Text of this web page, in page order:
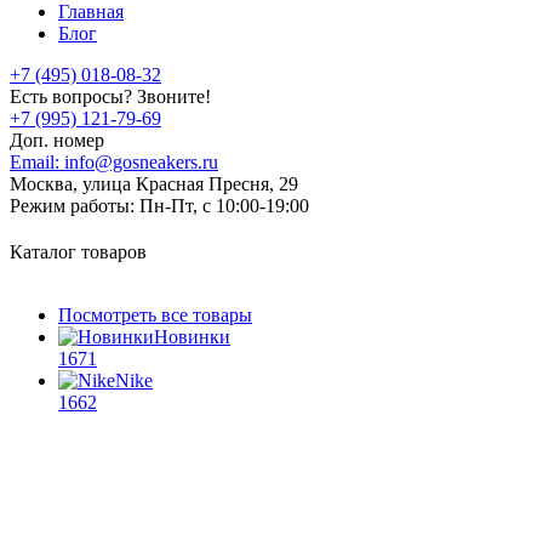
Главная
Блог
+7 (495) 018-08-32
Есть вопросы? Звоните!
+7 (995) 121-79-69
Доп. номер
Email: info@gosneakers.ru
Москва, улица Красная Пресня, 29
Режим работы: Пн-Пт, с 10:00-19:00
Каталог товаров
Посмотреть все товары
Новинки
1671
Nike
1662